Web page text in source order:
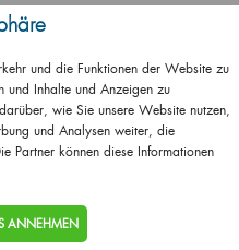
und die Funktionen der Website zu
und Inhalte und Anzeigen zu
wie Sie unsere Website nutzen,
und Analysen weiter, die
Partner können diese Informationen
ihnen zur Verfügung gestellt haben
Dienste erhalten haben.
ANNEHMEN